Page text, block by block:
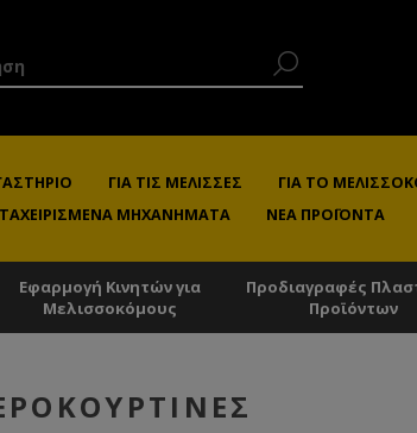
ΓΙΑ ΤΙΣ ΜΈΛΙΣΣΕΣ ΓΙΑ ΤΟ
ΜΗΧΑΝΉΜΑΤΑ ΝΈΑ ΠΡΟΪΌΝΤΑ
Εφαρμογή Κινητών για
Μελισσοκόμους
Προδιαγραφές
Προϊόντων